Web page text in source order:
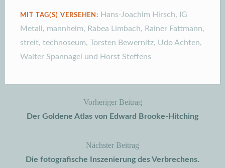
MIT TAG(S) VERSEHEN: Hans-Joachim Hirsch,
IG
Metall , mannheim, Rabea Limbach, Rainer Fattmann,
streit, technoseum, Torsten Bewernitz, Udo Achten,
Walter Spannagel und Horst Steffens
BeitragsnavigationVorheriger Beitrag
Der Goldene Atlas von Edward Brooke-Hitching
Nächster Beitrag
Die fotografische Inszenierung des Verbrechens.